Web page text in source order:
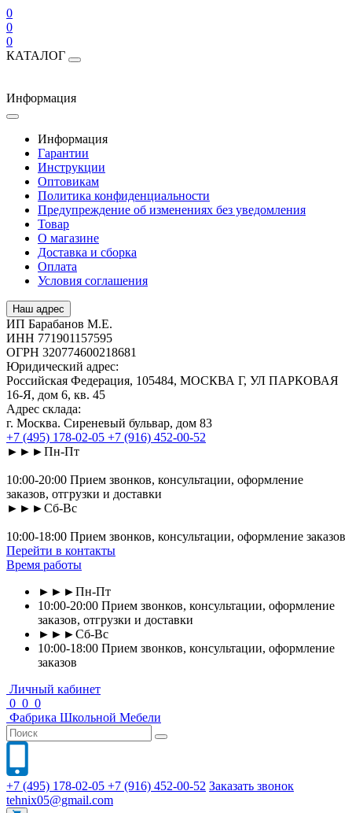
0
0
0
КАТАЛОГ
Информация
Информация
Гарантии
Инструкции
Оптовикам
Политика конфиденциальности
Предупреждение об изменениях без уведомления
Товар
О магазине
Доставка и сборка
Оплата
Условия соглашения
Наш адрес
ИП Барабанов М.Е.
ИНН 771901157595
ОГРН 320774600218681
Юридический адрес:
Российская Федерация, 105484, МОСКВА Г, УЛ ПАРКОВАЯ
16-Я, дом 6, кв. 45
Адрес склада:
г. Москва. Сиреневый бульвар, дом 83
+7 (495) 178-02-05 +7 (916) 452-00-52
►►►Пн-Пт
10:00-20:00 Прием звонков, консультации, оформление
заказов, отгрузки и доставки
►►►Сб-Вс
10:00-18:00 Прием звонков, консультации, оформление заказов
Перейти в контакты
Время работы
►►►Пн-Пт
10:00-20:00 Прием звонков, консультации, оформление
заказов, отгрузки и доставки
►►►Сб-Вс
10:00-18:00 Прием звонков, консультации, оформление
заказов
Личный кабинет
0 0 0
Фабрика Школьной Мебели
+7 (495) 178-02-05 +7 (916) 452-00-52 Заказать звонок
tehnix05@gmail.com